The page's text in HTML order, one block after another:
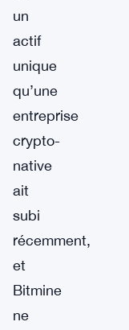
un
actif
unique
qu’une
entreprise
crypto-
native
ait
subi
récemment,
et
Bitmine
ne